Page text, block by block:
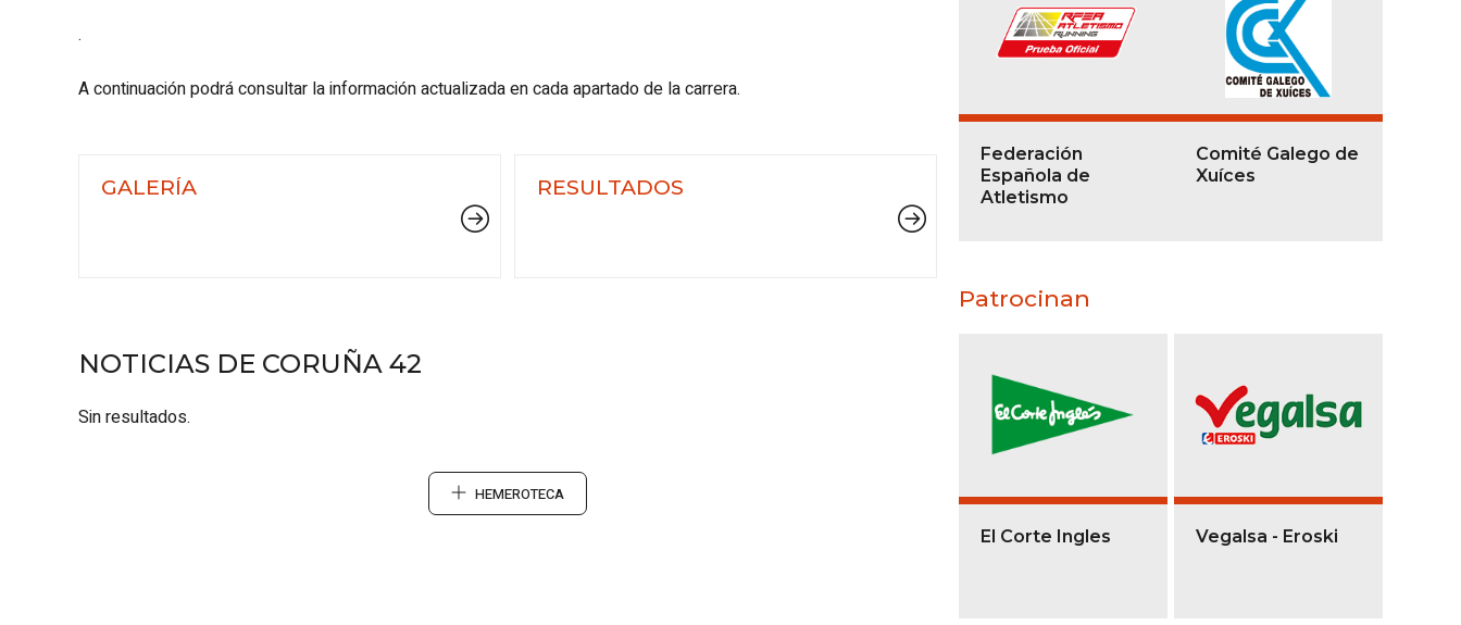
.
A continuación podrá consultar la información actualizada en cada apartado de la carrera.
GALERÍA RESULTADOS
NOTICIAS DE CORUÑA 42
Sin resultados.
HEMEROTECA
Federación
Española de
Atletismo
Comité Galego de
Xuíces
Patrocinan
El Corte Ingles Vegalsa - Eroski